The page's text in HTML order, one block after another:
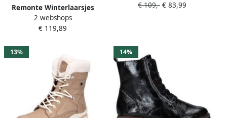
Remonte Winterlaarsjes
Elisabeth Hurley-Collection
Veterboots met
membraan en fiber grip
2 webshops
€ 119,89
€ 109,- € 83,99
13% 14%